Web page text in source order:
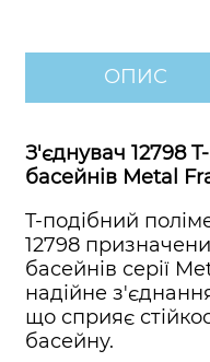
ОПИС
З'єднувач 12798
басейнів Metal
T-подібний
12798
басейнів серії
надійне
що сприяє
басейну.